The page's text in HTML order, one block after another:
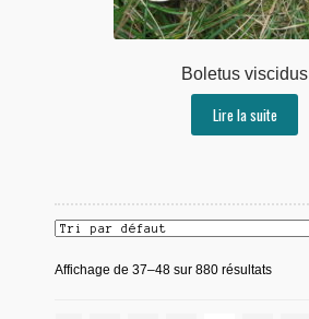
Boletus viscidus
Lire la suite
Affichage de 37–48 sur 880 résultats